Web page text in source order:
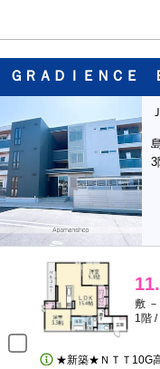
ＧＲＡＤＩＥＮＣＥ
3
敷
1階
★新築★ＮＴＴ10G